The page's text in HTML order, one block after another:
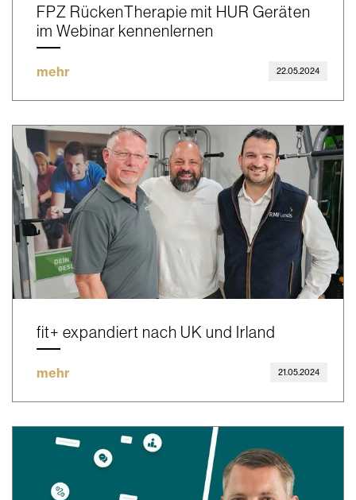
FPZ RückenTherapie mit HUR Geräten
im Webinar kennenlernen
mehr 22.05.2024
fit+ expandiert nach UK und Irland
mehr 21.05.2024